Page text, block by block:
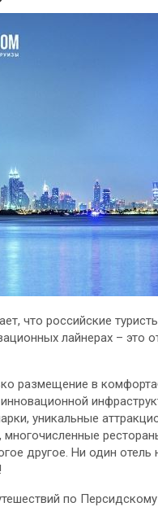
что российские
лайнерах – это
размещение в
уникальные
другое. Ни один
по